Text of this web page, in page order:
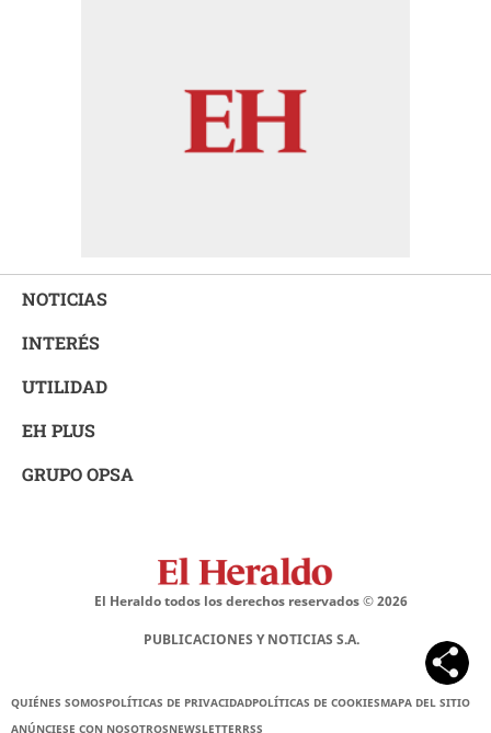
NOTICIAS
INTERÉS
UTILIDAD
EH PLUS
GRUPO OPSA
El Heraldo todos los derechos reservados ©2026
PUBLICACIONES Y NOTICIAS S.A.
QUIÉNES SOMOSPOLÍTICAS DE PRIVACIDADPOLÍTICAS DE COOKIESMAPA DEL SITIO
ANÚNCIESE CON NOSOTROSNEWSLETTERRSS